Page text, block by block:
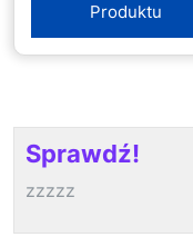
Produktu
Sprawdź!
zzzzz